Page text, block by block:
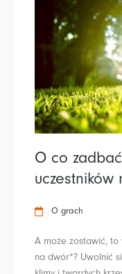
O co
uczestników
O grach
A może zostawić, to
na dwór*? Uwolnić